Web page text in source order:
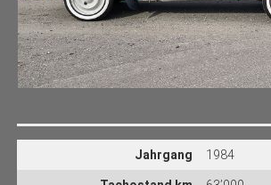
Jahrgang 1984